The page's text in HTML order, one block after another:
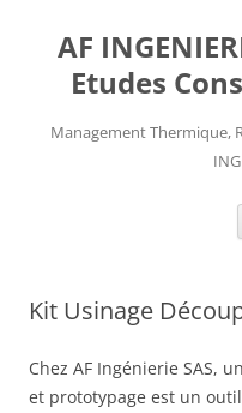
AF
Etudes
Management Thermique,
Kit Usinage
Chez AF Ingénierie SAS,
et prototypage est un